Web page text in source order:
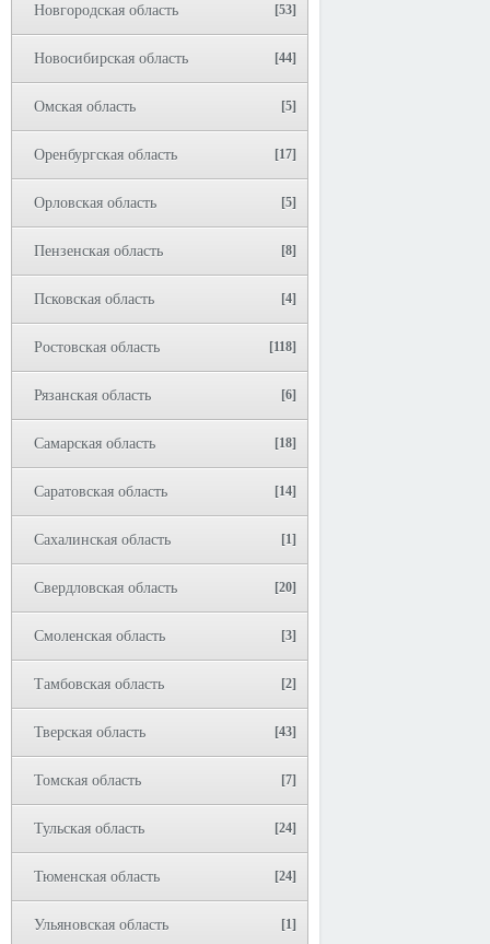
Новгородская область [53]
Новосибирская область [44]
Омская область [5]
Оренбургская область [17]
Орловская область [5]
Пензенская область [8]
Псковская область [4]
Ростовская область [118]
Рязанская область [6]
Самарская область [18]
Саратовская область [14]
Сахалинская область [1]
Свердловская область [20]
Смоленская область [3]
Тамбовская область [2]
Тверская область [43]
Томская область [7]
Тульская область [24]
Тюменская область [24]
Ульяновская область [1]